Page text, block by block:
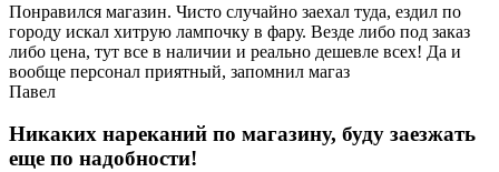
Понравился магазин. Чисто случайно заехал туда, ездил по
городу искал хитрую лампочку в фару. Везде либо под заказ
либо цена, тут все в наличии и реально дешевле всех! Да и
вообще персонал приятный, запомнил магаз
Павел
Никаких нареканий по магазину, буду заезжать
еще по надобности!